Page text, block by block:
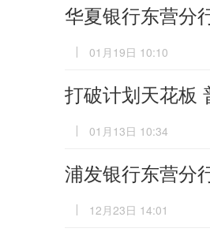
华夏银行东营分
01月19日 10:10
打破计划天花板
01月13日 10:34
浦发银行东营分
12月23日 14:01